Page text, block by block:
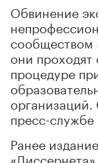
Обвинение
сообществом
они проходят
процедуре
организаций.
пресс-службе
Ранее